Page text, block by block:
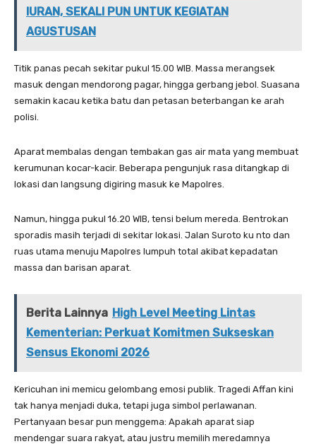
IURAN, SEKALI PUN UNTUK KEGIATAN
AGUSTUSAN
Titik panas pecah sekitar pukul 15.00 WIB. Massa merangsek
masuk dengan mendorong pagar, hingga gerbang jebol. Suasana
semakin kacau ketika batu dan petasan beterbangan ke arah
polisi.
Aparat membalas dengan tembakan gas air mata yang membuat
kerumunan kocar-kacir. Beberapa pengunjuk rasa ditangkap di
lokasi dan langsung digiring masuk ke Mapolres.
Namun, hingga pukul 16.20 WIB, tensi belum mereda. Bentrokan
sporadis masih terjadi di sekitar lokasi. Jalan Suroto ku nto dan
ruas utama menuju Mapolres lumpuh total akibat kepadatan
massa dan barisan aparat.
Berita Lainnya High Level Meeting Lintas
Kementerian: Perkuat Komitmen Sukseskan
Sensus Ekonomi 2026
Kericuhan ini memicu gelombang emosi publik. Tragedi Affan kini
tak hanya menjadi duka, tetapi juga simbol perlawanan.
Pertanyaan besar pun menggema: Apakah aparat siap
mendengar suara rakyat, atau justru memilih meredamnya